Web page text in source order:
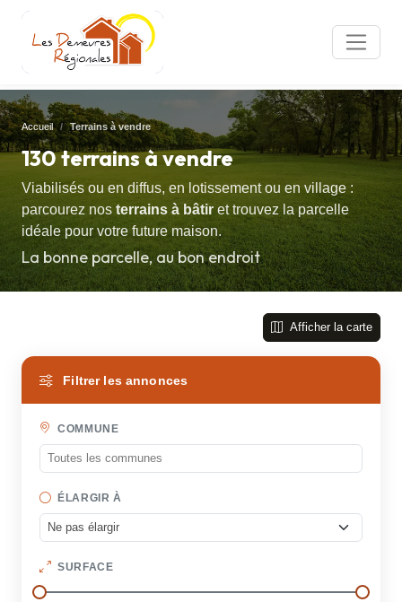
Accueil Terrains à vendre
130 terrains à vendre
Viabilisés ou en diffus, en lotissement ou en village :
parcourez nos terrains à bâtir et trouvez la parcelle
idéale pour votre future maison.
La bonne parcelle, au bon endroit
Afficher la carte
Filtrer les annonces
COMMUNE
ÉLARGIR À
SURFACE